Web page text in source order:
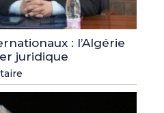
: l’Algérie
juridique